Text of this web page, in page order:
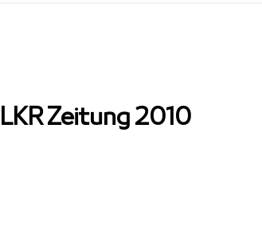
LKR Zeitung 2010